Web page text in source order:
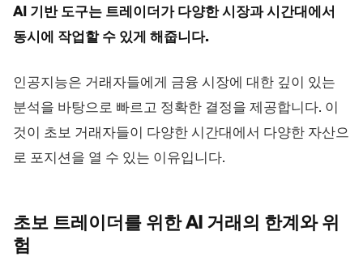
AI 기반 도구는 트레이더가 다양한 시장과 시간대에서
동시에 작업할 수 있게 해줍니다.
인공지능은 거래자들에게 금융 시장에 대한 깊이 있는
분석을 바탕으로 빠르고 정확한 결정을 제공합니다. 이
것이 초보 거래자들이 다양한 시간대에서 다양한 자산으
로 포지션을 열 수 있는 이유입니다.
초보 트레이더를 위한 AI 거래의 한계와위
험